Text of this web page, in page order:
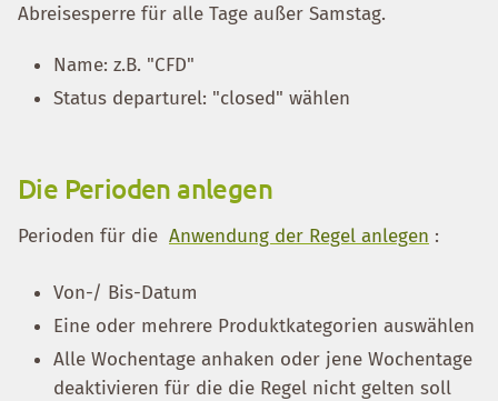
Abreisesperre für alle Tage außer Samstag.
Name: z.B. "CFD"
Status departurel: "closed" wählen
Die Perioden anlegen
Perioden für die Anwendung der Regel anlegen :
Von-/ Bis-Datum
Eine oder mehrere Produktkategorien auswählen
Alle Wochentage anhaken oder jene Wochentage
deaktivieren für die die Regel nicht gelten soll